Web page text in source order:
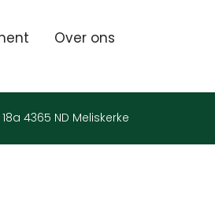
Over ons
4365 ND Meliskerke